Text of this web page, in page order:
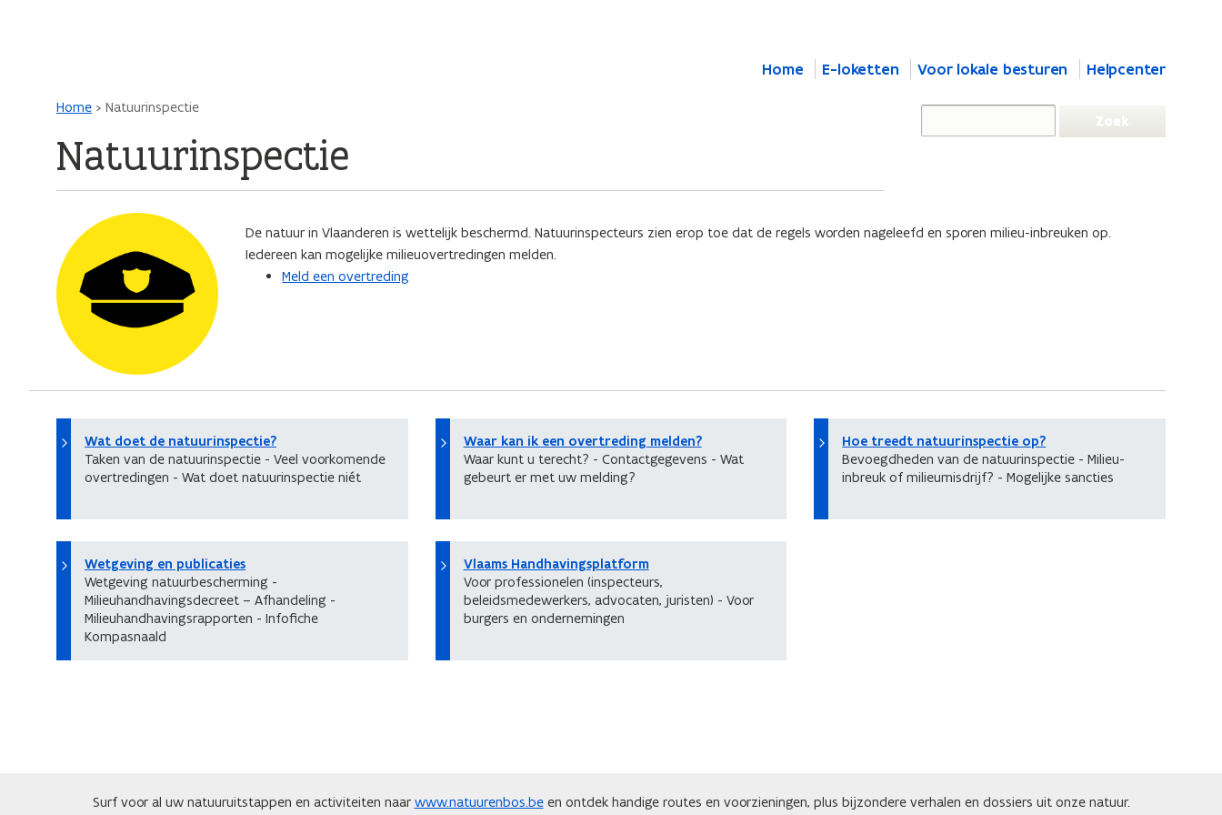
Home E-loketten Voor lokale besturen Helpcenter
Kruimelpad
Home Natuurinspectie
Natuurinspectie
De natuur in Vlaanderen is wettelijk beschermd. Natuurinspecteurs zien erop toe dat de regels worden nageleefd en sporen milieu-inbreuken op.
Iedereen kan mogelijke milieuovertredingen melden.
Meld een overtreding
Wat doet de natuurinspectie?
Taken van de natuurinspectie - Veel voorkomende
overtredingen - Wat doet natuurinspectie niét
Waar kan ik een overtreding melden?
Waar kunt u terecht? - Contactgegevens - Wat
gebeurt er met uw melding?
Hoe treedt natuurinspectie op?
Bevoegdheden van de natuurinspectie - Milieu-
inbreuk of milieumisdrijf? - Mogelijke sancties
Wetgeving en publicaties
Wetgeving natuurbescherming -
Milieuhandhavingsdecreet – Afhandeling -
Milieuhandhavingsrapporten - Infofiche
Kompasnaald
Vlaams Handhavingsplatform
Voor professionelen (inspecteurs,
beleidsmedewerkers, advocaten, juristen) - Voor
burgers en ondernemingen
Surf voor al uw natuuruitstappen en activiteiten naar www.natuurenbos.been ontdek handige routes en voorzieningen, plus bijzondere verhalen en dossiers uit onze natuur.